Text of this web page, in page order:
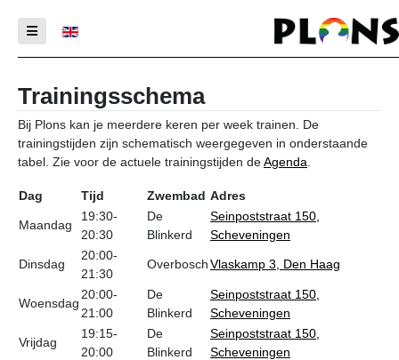
Selecteer de taal
Trainingsschema
Bij Plons kan je meerdere keren per week trainen. De
trainingstijden zijn schematisch weergegeven in onderstaande
tabel. Zie voor de actuele trainingstijden deAgenda
Dag Tijd Zwembad Adres
Maandag
19:30-
20:30
De
Blinkerd
Seinpoststraat 150,
Scheveningen
Dinsdag
20:00-
21:30
OverboschVlaskamp 3, Den Haag
Woensdag
20:00-
21:00
De
Blinkerd
Seinpoststraat 150,
Scheveningen
Vrijdag
19:15-
20:00
De
Blinkerd
Seinpoststraat 150,
Scheveningen